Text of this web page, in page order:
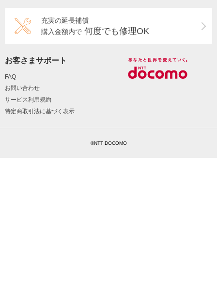
充実の延長補償
購入金額内で 何度でも修理OK
お客さまサポート
FAQ
お問い合わせ
サービス利用規約
特定商取引法に基づく表示
©NTT DOCOMO